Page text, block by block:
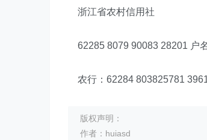
浙江省农村信用社
62285 8079 90083 28201 户
农行：62284 803825781
版权声明：
作者：huiasd